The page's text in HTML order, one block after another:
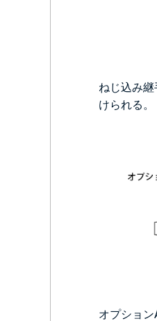
ねじ込み
けられる。
オプション